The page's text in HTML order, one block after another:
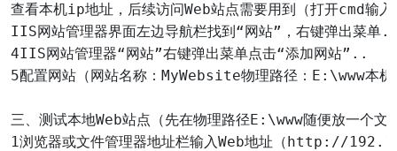
查看本机ip地址，后续访问Web站点需要用到（打开cmd
IIS网站管理器界面左边导航栏找到“网站”，右键弹出菜单
4IIS网站管理器“网站”右键弹出菜单点击“添加网站”..
5配置网站（网站名称：MyWebsite物理路径：E:\www
三、测试本地Web站点（先在物理路径E:\www随便放一个文
1浏览器或文件管理器地址栏输入Web地址（http://